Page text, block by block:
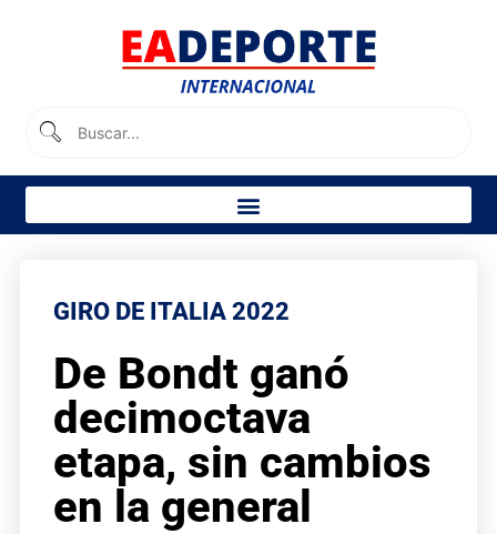
GIRO DE ITALIA 2022
De Bondt ganó
decimoctava
etapa, sin cambios
en la general